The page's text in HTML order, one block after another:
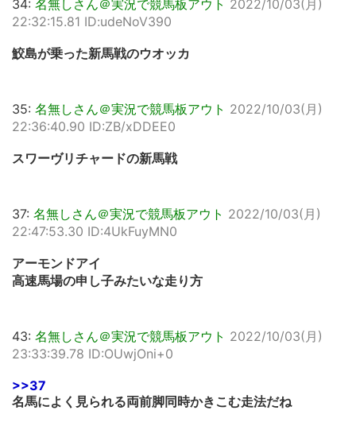
34: 名無しさん＠実況で競馬板アウト 2022/10/03(月)
22:32:15.81 ID:udeNoV390
鮫島が乗った新馬戦のウオッカ
35: 名無しさん＠実況で競馬板アウト 2022/10/03(月)
22:36:40.90 ID:ZB/xDDEE0
スワーヴリチャードの新馬戦
37: 名無しさん＠実況で競馬板アウト 2022/10/03(月)
22:47:53.30 ID:4UkFuyMN0
アーモンドアイ
高速馬場の申し子みたいな走り方
43: 名無しさん＠実況で競馬板アウト 2022/10/03(月)
23:33:39.78 ID:OUwjOni+0
>>37
名馬によく見られる両前脚同時かきこむ走法だね